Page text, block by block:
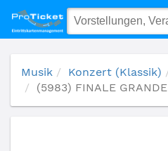
(5983) FINALE GRANDE
Musik Konzert (Klassik)
(5983) FINALE GRANDE